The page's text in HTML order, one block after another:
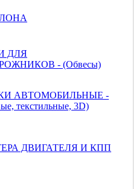
ДЛЯ
- (Обвесы)
АВТОМОБИЛЬНЫЕ -
текстильные, 3D)
ДВИГАТЕЛЯ И КПП